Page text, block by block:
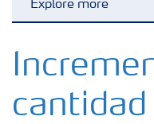
Explore more
Portafolio de